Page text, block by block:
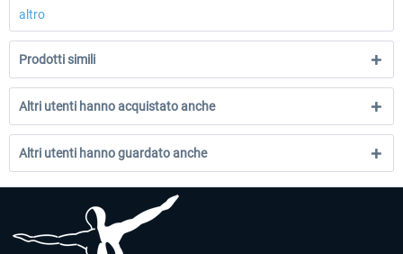
altro
Prodotti simili
Altri utenti hanno acquistato anche
Altri utenti hanno guardato anche